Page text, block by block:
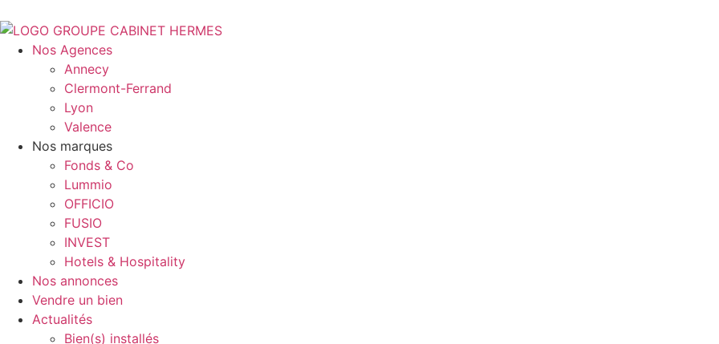
Nos Agences
Annecy
Clermont-Ferrand
Lyon
Valence
Nos marques
Fonds & Co
Lummio
OFFICIO
FUSIO
INVEST
Hotels & Hospitality
Nos annonces
Vendre un bien
Actualités
Bien(s) installés